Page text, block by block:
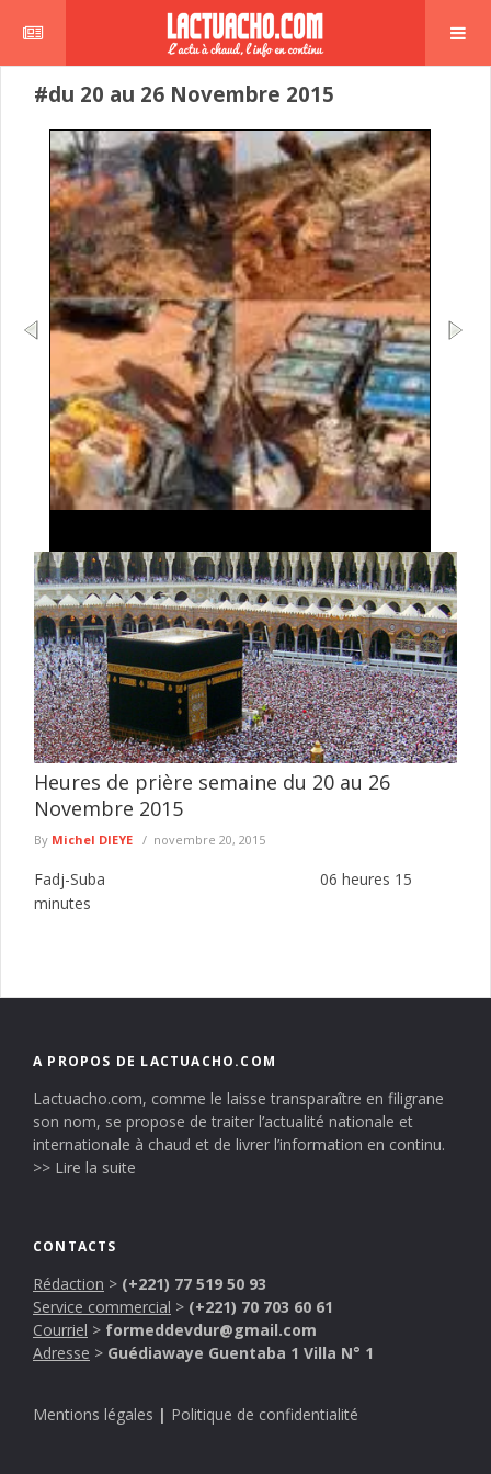
#du 20 au 26 Novembre 2015
l'exploitation minière clandestine
La Gendarmerie nationale poursuit ses opérations de lutte
contre l'exploitation illégale des ressources naturelles dans l'Est
du Sénégal. Dans le ...
lire plus
Heures de prière semaine du 20 au 26
Novembre 2015
By Michel DIEYE novembre 20, 2015
Fadj-Suba 06 heures 15
minutes
A PROPOS DE LACTUACHO.COM
Lactuacho.com, comme le laisse transparaître en filigrane
son nom, se propose de traiter l’actualité nationale et
internationale à chaud et de livrer l’information en continu.
>> Lire la suite
CONTACTS
Rédaction > (+221) 77 519 50 93
Service commercial > (+221) 70 703 60 61
Courriel > formeddevdur@gmail.com
Adresse > Guédiawaye Guentaba 1 Villa N° 1
Mentions légales | Politique de confidentialité